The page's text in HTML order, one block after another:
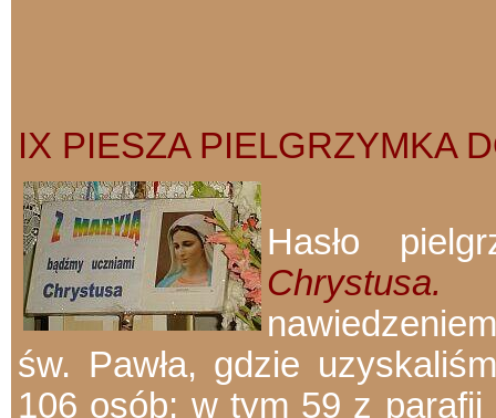
IX PIESZA PIELGRZYMKA
Hasło
Chrystusa.
św. Pawła, gdzie
106 osób; w tym 59 z parafii